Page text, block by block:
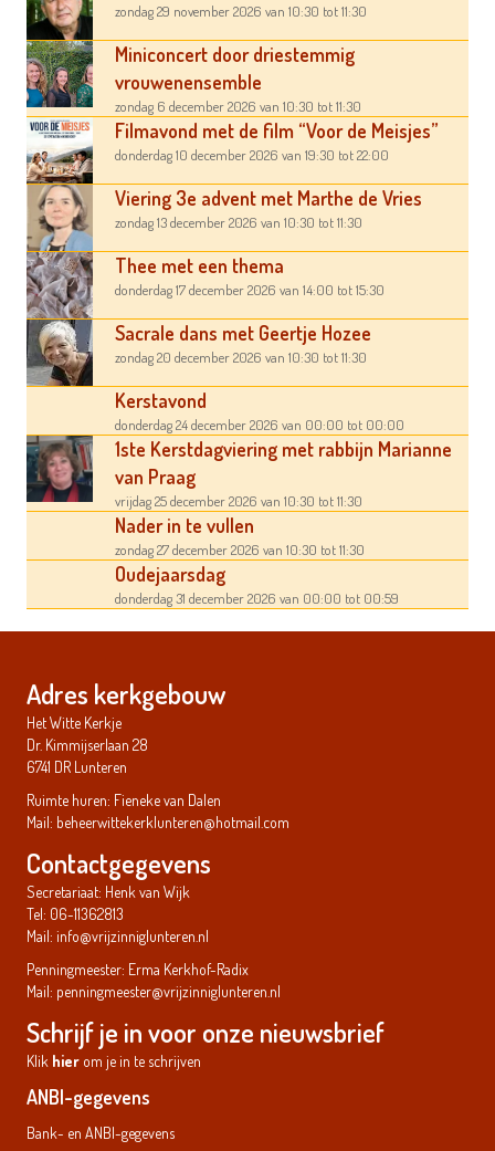
zondag 29 november 2026 van 10:30 tot 11:30
Miniconcert door driestemmig
vrouwenensemble
zondag 6 december 2026 van 10:30 tot 11:30
Filmavond met de film “Voor de Meisjes”
donderdag 10 december 2026 van 19:30 tot 22:00
Viering 3e advent met Marthe de Vries
zondag 13 december 2026 van 10:30 tot 11:30
Thee met een thema
donderdag 17 december 2026 van 14:00 tot 15:30
Sacrale dans met Geertje Hozee
zondag 20 december 2026 van 10:30 tot 11:30
Kerstavond
donderdag 24 december 2026 van 00:00 tot 00:00
1ste Kerstdagviering met rabbijn Marianne
van Praag
vrijdag 25 december 2026 van 10:30 tot 11:30
Nader in te vullen
zondag 27 december 2026 van 10:30 tot 11:30
Oudejaarsdag
donderdag 31 december 2026 van 00:00 tot 00:59
Adres kerkgebouw
Het Witte Kerkje
Dr. Kimmijserlaan 28
6741 DR Lunteren
Ruimte huren: Fieneke van Dalen
Mail: beheerwittekerklunteren@hotmail.com
Contactgegevens
Secretariaat: Henk van Wijk
Tel: 06-11362813
Mail: info@vrijzinniglunteren.nl
Penningmeester: Erma Kerkhof-Radix
Mail: penningmeester@vrijzinniglunteren.nl
Schrijf je in voor onze nieuwsbrief
Klik hier om je in te schrijven
ANBI-gegevens
Bank- en ANBI-gegevens